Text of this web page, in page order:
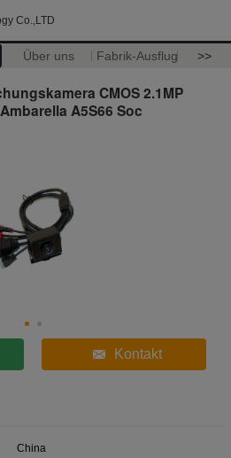
Co.,LTD
Über uns Fabrik-Ausflug >>
CMOS 2.1MP
A5S66 Soc
Kontakt
China